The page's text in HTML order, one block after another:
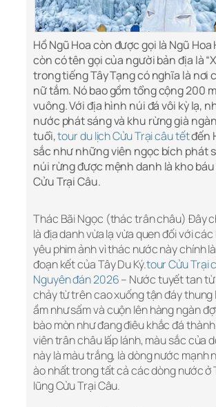
Hồ Ngũ Hoa còn được gọi là Ngũ Hoa
còn có tên gọi của người bản địa là
trong tiếng Tây Tạng có nghĩa là nơi
nữ tắm. Nó bao gồm tổng cộng 200
vuông. Với địa hình núi đá vôi kỳ lạ,
nước phát sáng và khu rừng già
tuổi,tour du lịch Cửu Trại câu tếtđến
sắc như những viên ngọc bích phát
núi rừng được mệnh danh là kho
Cửu Trại Câu.
Thác Bãi Ngọc (thác trân châu) Đây
là địa danh vừa lạ vừa quen đối với
yêu phim ảnh vì thác nước này chính
đoạn kết của Tây Du Ký.tour Cửu Trại
Nguyên đán 2026– Nước tuyết tan
chảy từ trên cao xuống tận đáy thung
ầm như sấm và cuộn lên hàng ngàn
bào mòn như đang điêu khắc đá
viên trân châu lấp lánh, màu sắc của
này là màu trắng, là dòng nước mạnh
ào nhất trong tất cả các dòng nước ở
lũng Cửu Trại Câu.